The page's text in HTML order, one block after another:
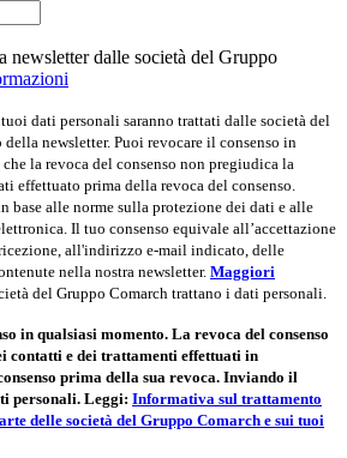
newsletter dalle società del Gruppo
dati personali saranno trattati dalle società del
newsletter. Puoi revocare il consenso in
la revoca del consenso non pregiudica la
effettuato prima della revoca del consenso.
base alle norme sulla protezione dei dati e alle
Il tuo consenso equivale all’accettazione
all'indirizzo e-mail indicato, delle
nella nostra newsletter. Maggiori
del Gruppo Comarch trattano i dati personali.
in qualsiasi momento. La revoca del consenso
contatti e dei trattamenti effettuati in
prima della sua revoca. Inviando il
personali. Leggi: Informativa sul trattamento
delle società del Gruppo Comarch e sui tuoi